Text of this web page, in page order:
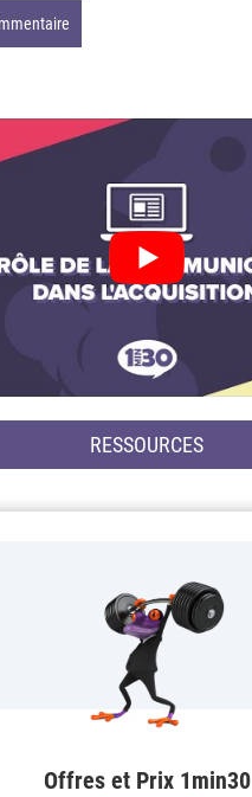
RESSOURCES
Offres et Prix 1min30